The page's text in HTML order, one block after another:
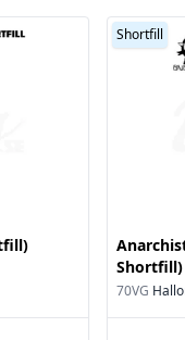
Shortfill)
70VG
Shortfill